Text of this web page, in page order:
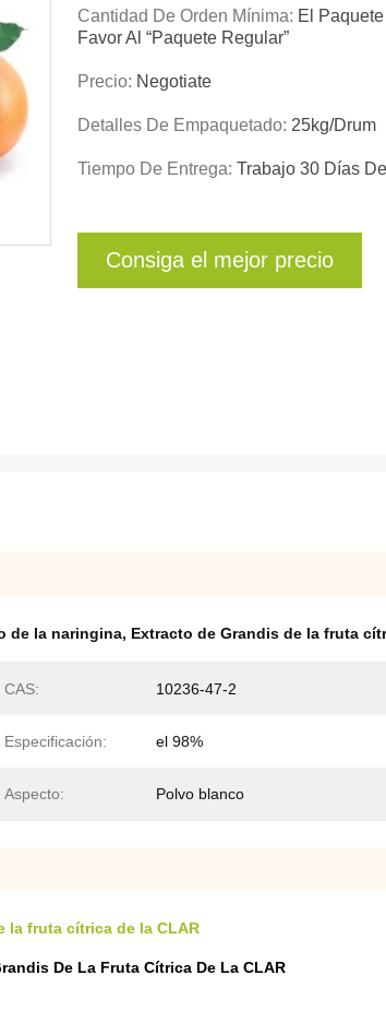
Cantidad De Orden Mínima: El
Favor Al “paquete Regular”
Precio: Negotiate
Detalles De Empaquetado: 25kg/drum
Tiempo De Entrega: Trabajo 30 Días
Consiga el mejor precio
de la naringina, Extracto de Grandis de la fruta
CAS: 10236-47-2
Especificación: el 98%
Aspecto: Polvo blanco
la fruta cítrica de la CLAR
De La Fruta Cítrica De La CLAR